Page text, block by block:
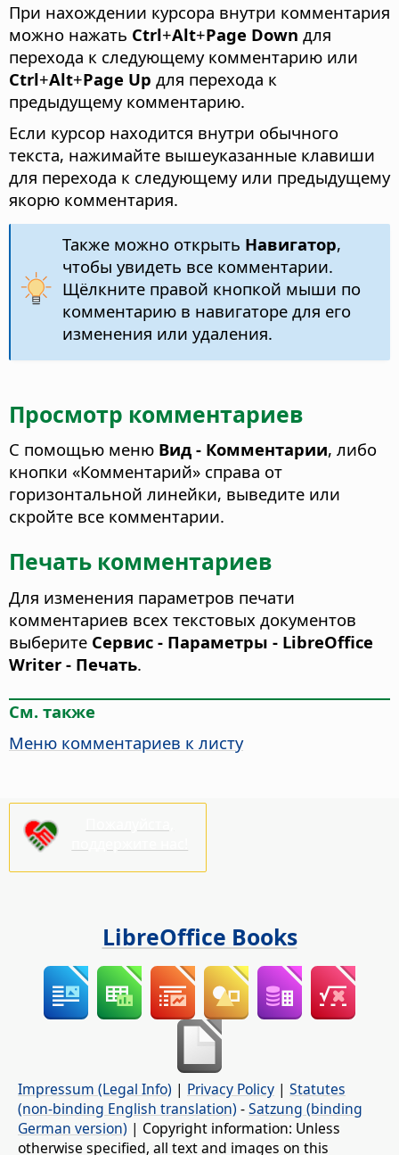
При нахождении курсора внутри комментария
можно нажать Ctrl+Alt+Page Down для
перехода к следующему комментарию или
Ctrl+Alt+Page Up для перехода к
предыдущему комментарию.
Если курсор находится внутри обычного
текста, нажимайте вышеуказанные клавиши
для перехода к следующему или предыдущему
якорю комментария.
Также можно открыть Навигатор,
чтобы увидеть все комментарии.
Щёлкните правой кнопкой мыши по
комментарию в навигаторе для его
изменения или удаления.
Просмотр комментариев
С помощью меню Вид - Комментарии, либо
кнопки «Комментарий» справа от
горизонтальной линейки, выведите или
скройте все комментарии.
Печать комментариев
Для изменения параметров печати
комментариев всех текстовых документов
выберите Сервис - Параметры - LibreOffice
Writer - Печать.
См. также
Меню комментариев к листу
LibreOffice Books
Impressum (Legal Info) | Privacy Policy | Statutes
(non-binding English translation) -Satzung (binding
German version) | Copyright information: Unless
otherwise specified, all text and images on this